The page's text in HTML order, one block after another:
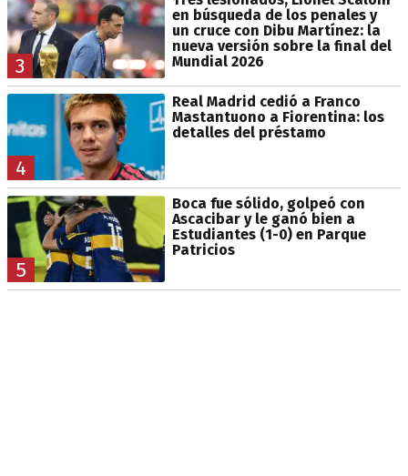
3
en búsqueda de los penales y
un cruce con Dibu Martínez: la
nueva versión sobre la final del
Mundial 2026
4
Real Madrid cedió a Franco
Mastantuono a Fiorentina: los
detalles del préstamo
5
Boca fue sólido, golpeó con
Ascacibar y le ganó bien a
Estudiantes (1-0) en Parque
Patricios